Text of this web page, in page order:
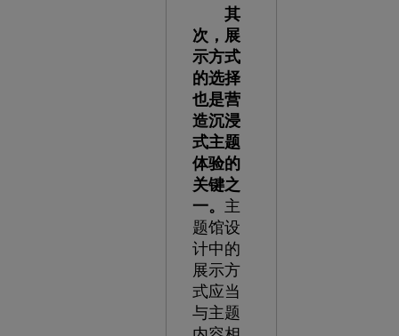
其
次，展
示方式
的选择
也是营
造沉浸
式主题
体验的
关键之
一。 主
题馆设
计中的
展示方
式应当
与主题